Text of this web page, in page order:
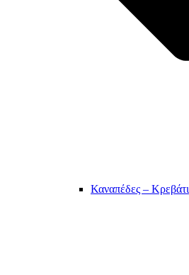
Καναπέδες – Κρεβάτι